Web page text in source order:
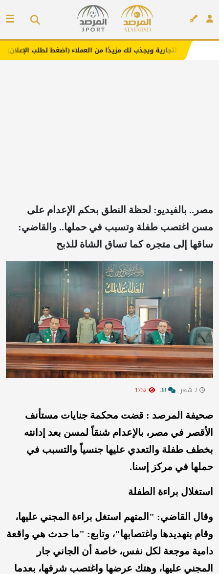
ويجذب لك مزيدًا من العملاء (اضغط لطلب الإعلان)
مصر.. بالفيديو: لحظة النطق بحكم الإعدام على
مسن اغتصب طفلة وتسبب في حملها.. والقاضي:
ساقها إلى متجره كما تساق الشاة للذبح
صحيفة المرصد : قضت محكمة جنايات مستأنف
الأقصر في مصر، بالإعدام شنقاً لمسن بعد إدانته
بخطف طفلة والتعدي عليها جنسياً والتسبب في
حملها في مركز إسنا.
استغلال براءة الطفلة
وقال القاضي: "المتهم استغل براءة المجني عليها،
وقام بتهديدها واغتصابها"، وتابع: "ما حدث هي واقعة
دامية موجعة لكل نفس، خاصة أن الجاني جار
المجني عليها، وهتك عرضها واغتصب شرفها، بعدما